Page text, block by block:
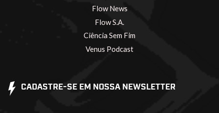
Flow News
Flow S.A.
Ciência Sem Fim
Venus Podcast
CADASTRE-SE EM NOSSA NEWSLETTER